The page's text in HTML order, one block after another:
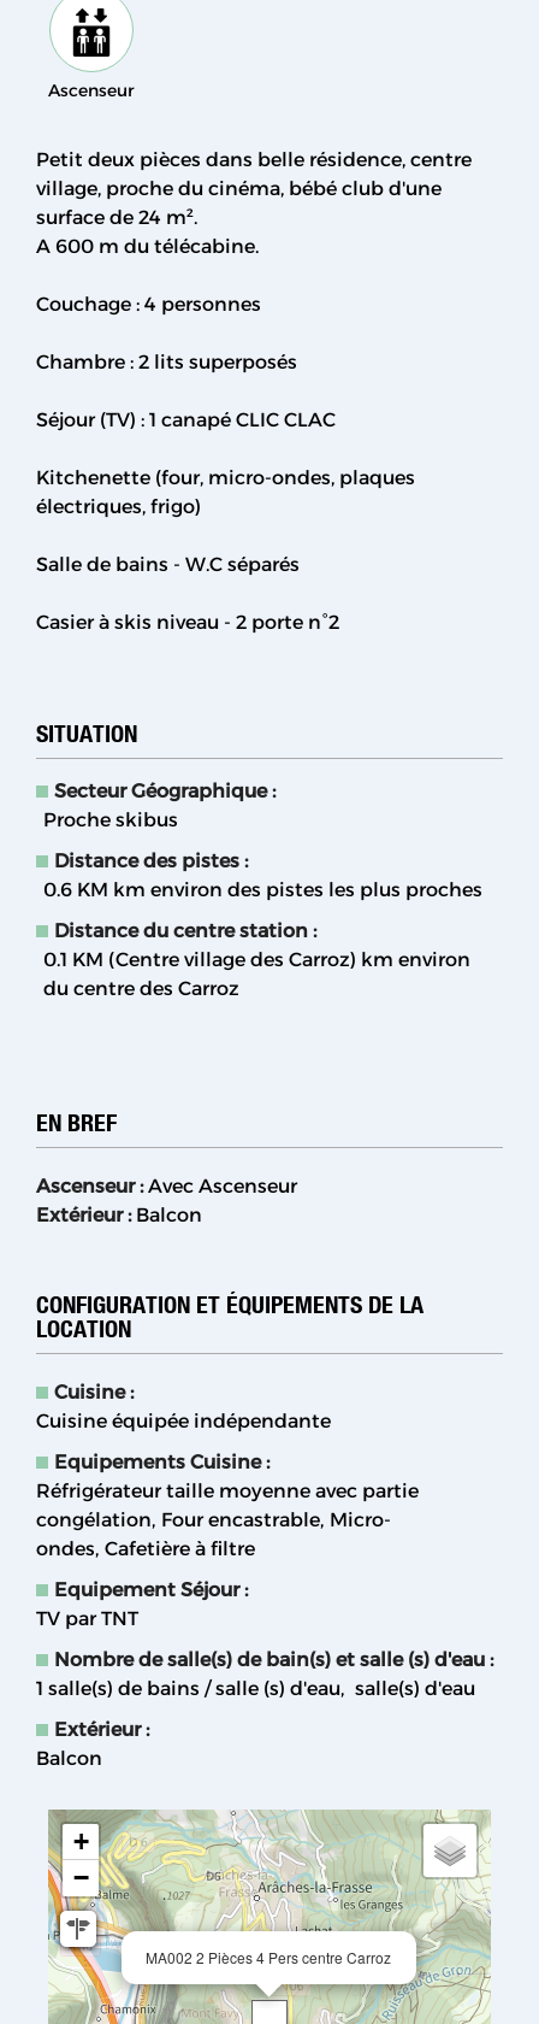
Ascenseur
Petit deux pièces dans belle résidence, centre
village, proche du cinéma, bébé club d'une
surface de 24 m².
A 600 m du télécabine.
Couchage : 4 personnes
Chambre : 2 lits superposés
Séjour (TV) : 1 canapé CLIC CLAC
Kitchenette (four, micro-ondes, plaques
électriques, frigo)
Salle de bains - W.C séparés
Casier à skis niveau - 2 porte n°2
SITUATION
Secteur Géographique :
Proche skibus
Distance des pistes :
0.6 KM km environ des pistes les plus proches
Distance du centre station :
0.1 KM (Centre village des Carroz) km environ
du centre des Carroz
EN BREF
Ascenseur: Avec Ascenseur
Extérieur: Balcon
CONFIGURATION ET ÉQUIPEMENTS DE LA
LOCATION
Cuisine:
Cuisine équipée indépendante
Equipements Cuisine:
Réfrigérateur taille moyenne avec partie
congélation Four encastrable Micro-
ondes Cafetière à filtre
Equipement Séjour:
TV par TNT
Nombre de salle(s) de bain(s) et salle (s) d'eau :
1 salle(s) de bains / salle (s) d'eau
salle(s) d'eau
Extérieur:
Balcon
MA002 2 Pièces 4 Pers centre Carroz
+
−